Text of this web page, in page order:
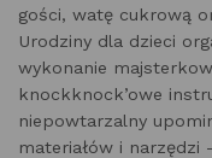
gości, watę cukrową
Urodziny dla dzieci
wykonanie
knockknock’owe
niepowtarzalny
materiałów i